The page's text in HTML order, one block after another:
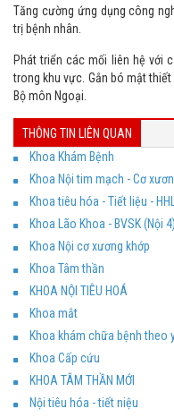
Tăng cường ứng dụng công
trị bệnh nhân.
Phát triển các mối liên hệ với
trong khu vực. Gắn bó mật
Bộ môn Ngoại.
THÔNG TIN LIÊN QUAN
Khoa Khám Bệnh
Khoa Nội tim mạch - Cơ
Khoa tiêu hóa - Tiết liệu -
Khoa Lão Khoa - BVSK (Nội 4)
Khoa Nội cơ xương khớp
Khoa Tâm thần
KHOA NỘI TIÊU HOÁ
Khoa mắt
Khoa khám chữa bệnh theo
Khoa Cấp cứu
KHOA TÂM THẦN MỚI
Nội tiêu hóa - tiết niệu